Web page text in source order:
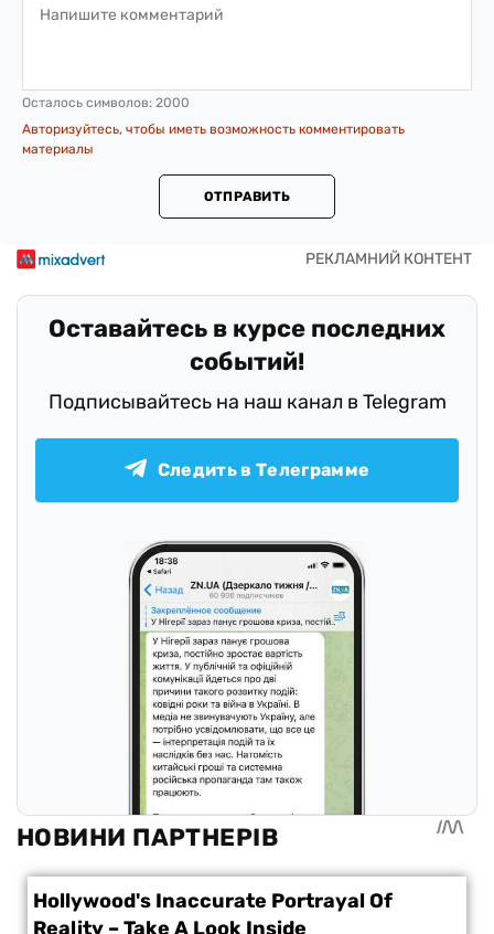
Осталось символов: 2000
Авторизуйтесь, чтобы иметь возможность комментировать
материалы
ОТПРАВИТЬ
Оставайтесь в курсе последних
событий!
Подписывайтесь на наш канал в Telegram
Следить в Телеграмме